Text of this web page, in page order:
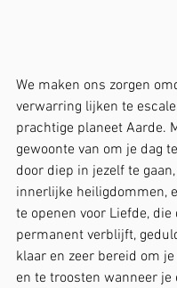
We maken ons zorgen
verwarring lijken te
prachtige planeet Aarde.
gewoonte van om je dag
door diep in jezelf te
innerlijke heiligdommen,
te openen voor Liefde, die
permanent verblijft,
klaar en zeer bereid om
en te troosten wanneer je